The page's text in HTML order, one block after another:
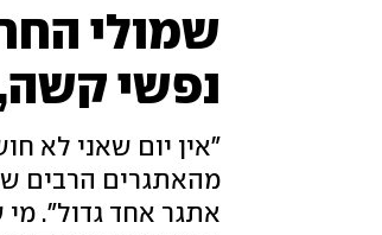
שמולי
נפשי
מהאתגרים הרבים
אתגר אחד גדול".